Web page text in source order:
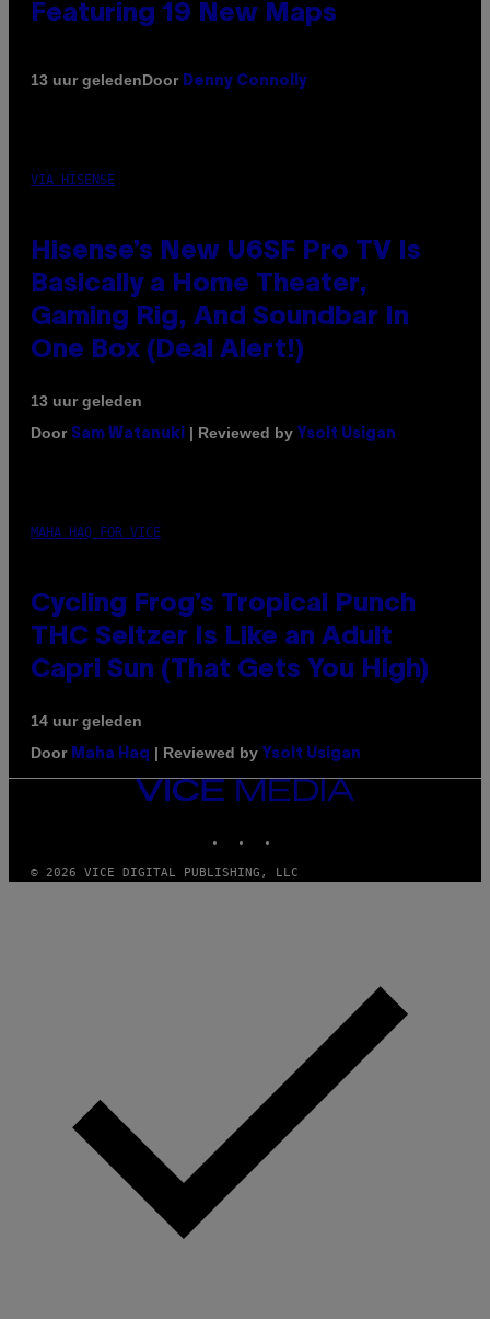
Featuring 19 New Maps
13 uur geledenDoor Denny Connolly
VIA HISENSE
Hisense’s New U6SF Pro TV Is
Basically a Home Theater,
Gaming Rig, And Soundbar In
One Box (Deal Alert!)
13 uur geleden
Door Sam Watanuki | Reviewed by Ysolt Usigan
MAHA HAQ FOR VICE
Cycling Frog’s Tropical Punch
THC Seltzer Is Like an Adult
Capri Sun (That Gets You High)
14 uur geleden
Door Maha Haq | Reviewed by Ysolt Usigan
VICE
MEDIA
© 2026 VICE DIGITAL PUBLISHING, LLC